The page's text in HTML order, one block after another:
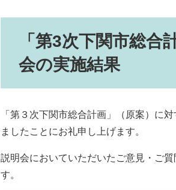
「第3次下関市総合
会の実施結果
「第３次下関市総合計画」（原案）に
ましたことにお礼申し上げます。
説明会においていただいたご意見・ご
す。